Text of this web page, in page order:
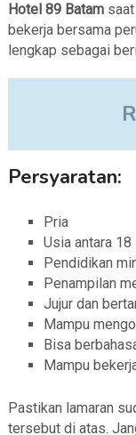
Hotel 89 Batamsaat
bekerja bersama
lengkap sebagai
Persyaratan:
Pria
Usia antara
Pendidikan
Penampilan
Jujur dan
Mampu
Bisa
Mampu
Pastikan lamaran
tersebut di atas.